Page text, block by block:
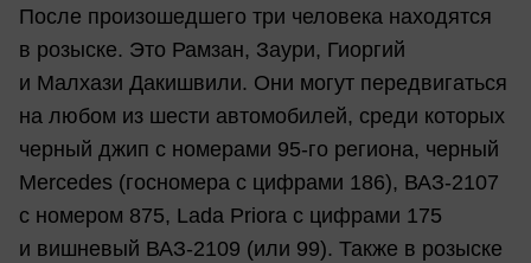
После произошедшего три человека находятся
в розыске. Это Рамзан, Заури, Гиоргий
и Малхази Дакишвили. Они могут передвигаться
на любом из шести автомобилей, среди которых
черный джип с номерами 95-го региона, черный
Mercedes (госномера с цифрами 186), ВАЗ-2107
с номером 875, Lada Priora с цифрами 175
и вишневый ВАЗ-2109 (или 99). Также в розыске